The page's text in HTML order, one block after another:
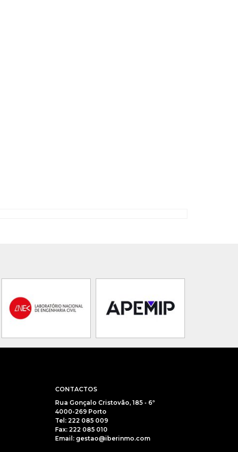
CONTACTOS
Rua Gonçalo Cristovão, 185 - 6º
4000-269 Porto
Tel: 222 085 009
Fax: 222 085 010
Email: gestao@iberinmo.com